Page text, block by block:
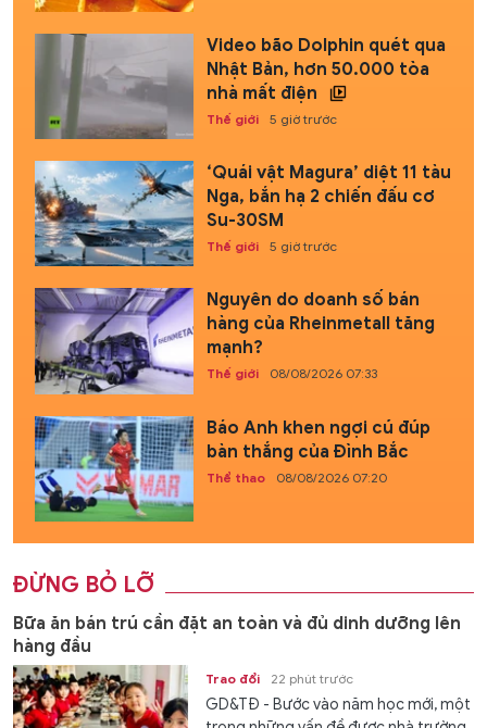
Video bão Dolphin quét qua
Nhật Bản, hơn 50.000 tòa
nhà mất điện
Thế giới 5 giờ trước
‘Quái vật Magura’ diệt 11 tàu
Nga, bắn hạ 2 chiến đấu cơ
Su-30SM
Thế giới 5 giờ trước
Nguyên do doanh số bán
hàng của Rheinmetall tăng
mạnh?
Thế giới 08/08/2026 07:33
Báo Anh khen ngợi cú đúp
bàn thắng của Đình Bắc
Thể thao 08/08/2026 07:20
ĐỪNG BỎ LỠ
Bữa ăn bán trú cần đặt an toàn và đủ dinh dưỡng lên
hàng đầu
Trao đổi 22 phút trước
GD&TĐ - Bước vào năm học mới, một